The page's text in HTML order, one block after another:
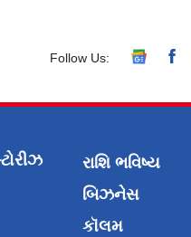
Follow Us:
રાશિ ભવિષ્ય
બિઝનેસ
કૉલમ